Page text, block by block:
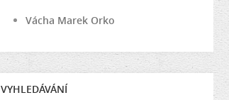
Vácha Marek Orko
VYHLEDÁVÁNÍ